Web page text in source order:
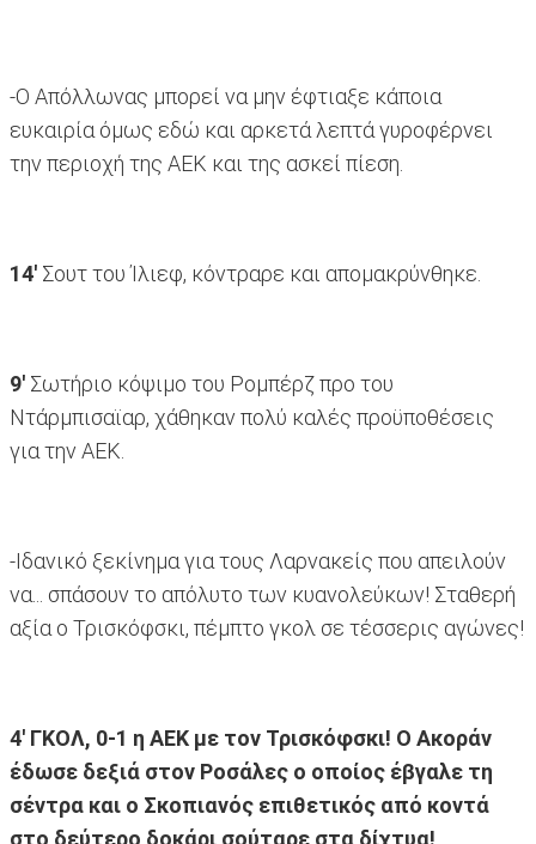
-Ο Απόλλωνας μπορεί να μην έφτιαξε κάποια
ευκαιρία όμως εδώ και αρκετά λεπτά γυροφέρνει
την περιοχή της ΑΕΚ και της ασκεί πίεση.
14' Σουτ του Ίλιεφ, κόντραρε και απομακρύνθηκε.
9' Σωτήριο κόψιμο του Ρομπέρζ προ του
Ντάρμπισαϊαρ, χάθηκαν πολύ καλές προϋποθέσεις
για την ΑΕΚ.
-Iδανικό ξεκίνημα για τους Λαρνακείς που απειλούν
να... σπάσουν το απόλυτο των κυανολεύκων! Σταθερή
αξία ο Τρισκόφσκι, πέμπτο γκολ σε τέσσερις αγώνες!
4' ΓΚΟΛ, 0-1 η ΑΕΚ με τον Τρισκόφσκι! Ο Ακοράν
έδωσε δεξιά στον Ροσάλες ο οποίος έβγαλε τη
σέντρα και ο Σκοπιανός επιθετικός από κοντά